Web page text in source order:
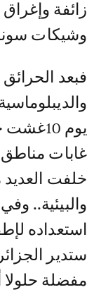
زائفة
وشيكات
فبعد
يوم
غابات مناطق
خلفت العديد
والبيئية..
استعداده
ستدير
مفضلة